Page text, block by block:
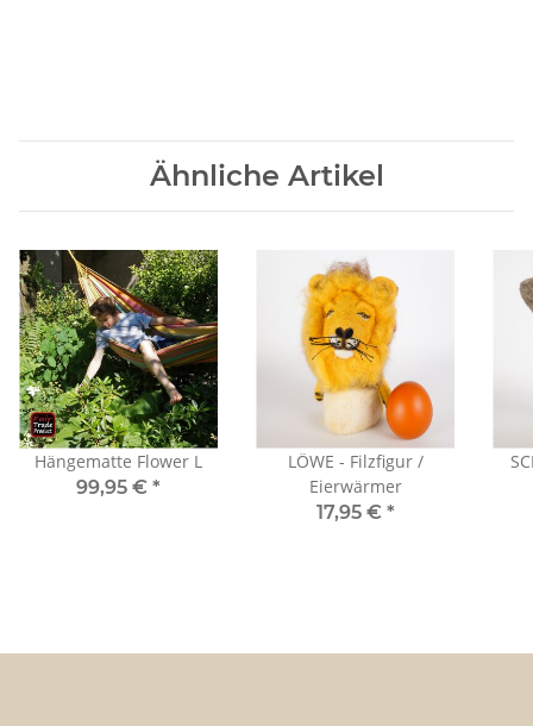
Ähnliche Artikel
Hängematte Flower L
99,95 € *
LÖWE - Filzfigur /
Eierwärmer
17,95 € *